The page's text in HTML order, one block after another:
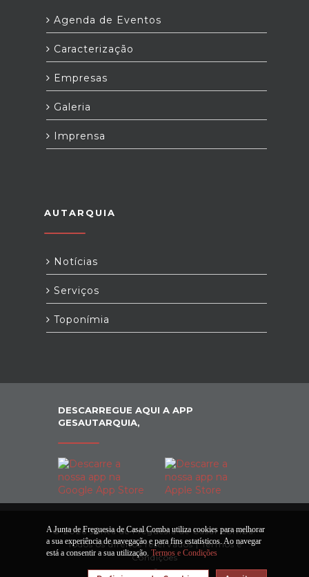
Agenda de Eventos
Caracterização
Empresas
Galeria
Imprensa
AUTARQUIA
Notícias
Serviços
Toponímia
DESCARREGUE AQUI A APP
GESAUTARQUIA,
© 2026 Junta de Freguesia de Casal Comba.
Todos os direitos reservados |Termos e
Condições
A Junta de Freguesia de Casal Comba utiliza cookies para melhorar
a sua experiência de navegação e para fins estatísticos. Ao navegar
está a consentir a sua utilização. Termos e Condições